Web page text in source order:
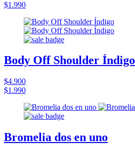
$1.990
Body Off Shoulder Índigo
$4.900
$1.990
Bromelia dos en uno